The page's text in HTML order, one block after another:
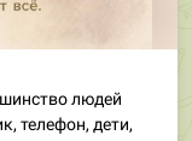
людей
телефон, дети,
к обеду вдруг
себя чувствую?